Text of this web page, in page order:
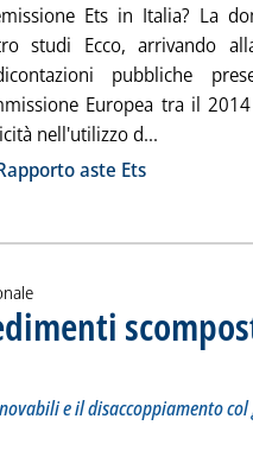
Ets in Italia? La
studi Ecco, arrivando
pubbliche
Europea tra il
nell'utilizzo d...
aste Ets
dell'eolico: solo le rinnovabili e il
2025 alle 11.56.
e il disaccoppiamento col